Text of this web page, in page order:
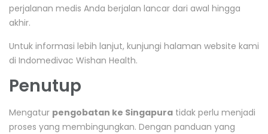
perjalanan medis Anda berjalan lancar dari awal hingga
akhir.
Untuk informasi lebih lanjut, kunjungi halaman website kami
di Indomedivac Wishan Health.
Penutup
Mengatur pengobatan ke Singapura tidak perlu menjadi
proses yang membingungkan. Dengan panduan yang